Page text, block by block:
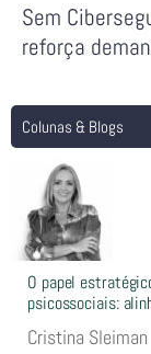
Sem
reforça
Colunas & Blogs
O papel
psicossociais:
Cristina Sleiman